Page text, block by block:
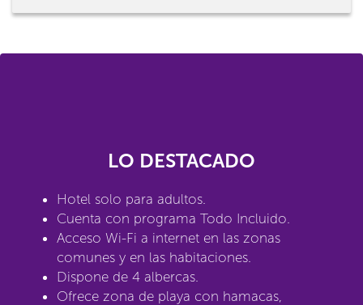
LO DESTACADO
Hotel solo para adultos.
Cuenta con programa Todo Incluido.
Acceso Wi-Fi a internet en las zonas
comunes y en las habitaciones.
Dispone de 4 albercas.
Ofrece zona de playa con hamacas,